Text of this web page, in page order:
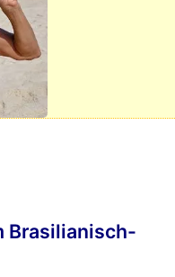
Brasilianisch-